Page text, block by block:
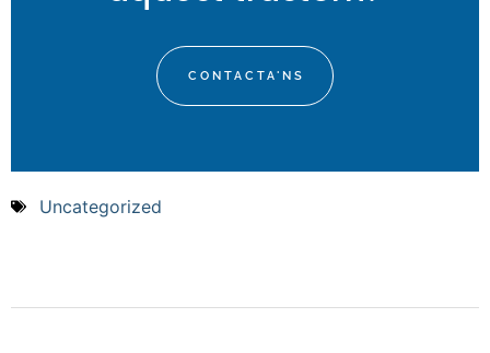
CONTACTA'NS
Uncategorized